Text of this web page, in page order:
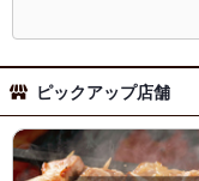
ピックアップ店舗